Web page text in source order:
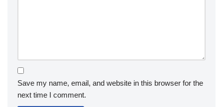
Save my name, email, and website in this browser for the
next time I comment.